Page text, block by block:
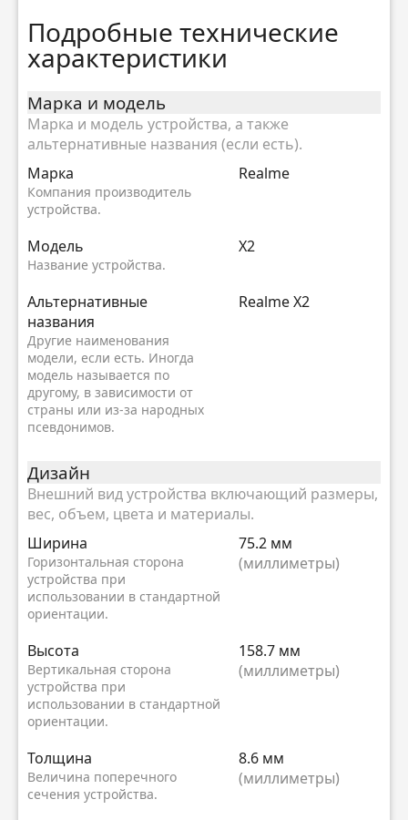
Подробные технические
характеристики
Марка и модель
Марка и модель устройства, а также
альтернативные названия (если есть).
Марка
Компания производитель
устройства.
Realme
Модель
Название устройства.
X2
Альтернативные
названия
Другие наименования
модели, если есть. Иногда
модель называется по
другому, в зависимости от
страны или из-за народных
псевдонимов.
Realme X2
Дизайн
Внешний вид устройства включающий размеры,
вес, объем, цвета и материалы.
Ширина
Горизонтальная сторона
устройства при
использовании в стандартной
ориентации.
75.2 мм
(миллиметры)
Высота
Вертикальная сторона
устройства при
использовании в стандартной
ориентации.
158.7 мм
(миллиметры)
Толщина
Величина поперечного
сечения устройства.
8.6 мм
(миллиметры)